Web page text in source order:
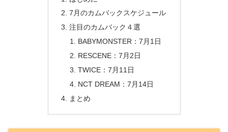
7月のカムバックスケジュール
注目のカムバック４選
BABYMONSTER：7月1日
RESCENE：7月2日
TWICE：7月11日
NCT DREAM：7月14日
まとめ